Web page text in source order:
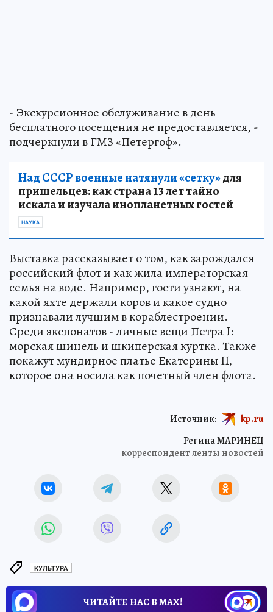
- Экскурсионное обслуживание в день
бесплатного посещения не предоставляется, -
подчеркнули в ГМЗ «Петергоф».
Над СССР военные натянули «сетку»для
пришельцев: как страна 13 лет тайно
искала и изучала инопланетных гостей
НАУКА
Выставка рассказывает о том, как зарождался
российский флот и как жила императорская
семья на воде. Например, гости узнают, на
какой яхте держали коров и какое судно
признавали лучшим в кораблестроении.
Среди экспонатов - личные вещи Петра I:
морская шинель и шкиперская куртка. Также
покажут мундирное платье Екатерины II,
которое она носила как почетный член флота.
Регина МАРИНЕЦ
корреспондент ленты новостей
Источник: kp.ru
КУЛЬТУРА
ЧИТАЙТЕ НАС В МАХ!